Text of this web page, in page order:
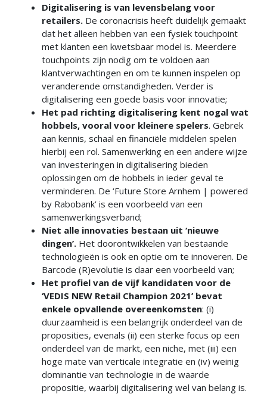
Digitalisering is van levensbelang voor
retailers. De coronacrisis heeft duidelijk gemaakt
dat het alleen hebben van een fysiek touchpoint
met klanten een kwetsbaar model is. Meerdere
touchpoints zijn nodig om te voldoen aan
klantverwachtingen en om te kunnen inspelen op
veranderende omstandigheden. Verder is
digitalisering een goede basis voor innovatie;
Het pad richting digitalisering kent nogal wat
hobbels, vooral voor kleinere spelers. Gebrek
aan kennis, schaal en financiële middelen spelen
hierbij een rol. Samenwerking en een andere wijze
van investeringen in digitalisering bieden
oplossingen om de hobbels in ieder geval te
verminderen. De ‘Future Store Arnhem | powered
by Rabobank’ is een voorbeeld van een
samenwerkingsverband;
Niet alle innovaties bestaan uit ‘nieuwe
dingen’. Het doorontwikkelen van bestaande
technologieën is ook en optie om te innoveren. De
Barcode (R)evolutie is daar een voorbeeld van;
Het profiel van de vijf kandidaten voor de
‘VEDIS NEW Retail Champion 2021’ bevat
enkele opvallende overeenkomsten: (i)
duurzaamheid is een belangrijk onderdeel van de
proposities, evenals (ii) een sterke focus op een
onderdeel van de markt, een niche, met (iii) een
hoge mate van verticale integratie en (iv) weinig
dominantie van technologie in de waarde
propositie, waarbij digitalisering wel van belang is.